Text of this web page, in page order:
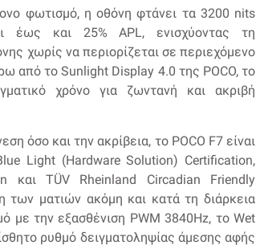
φωτισμό, η οθόνη φτάνει τα 3200 nits
έως και 25% APL, ενισχύοντας τη
χωρίς να περιορίζεται σε περιεχόμενο
από το Sunlight Display 4.0 της POCO, το
χρόνο για ζωντανή και ακριβή
όσο και την ακρίβεια, το POCO F7 είναι
Light (Hardware Solution) Certification,
και TÜV Rheinland Circadian Friendly
των ματιών ακόμη και κατά τη διάρκεια
με την εξασθένιση PWM 3840Hz, το Wet
ρυθμό δειγματοληψίας άμεσης αφής